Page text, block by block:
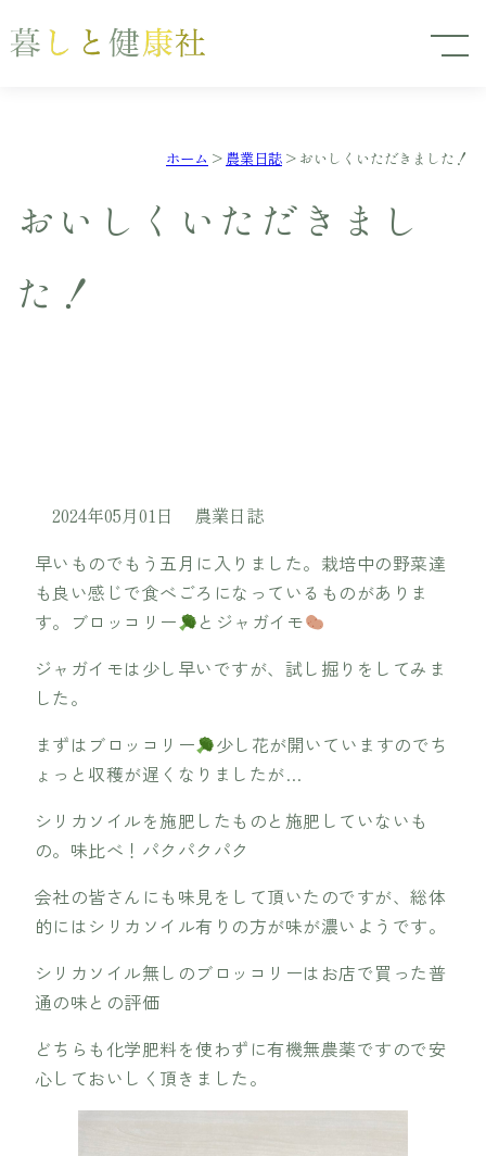
ホーム > 農業日誌 > おいしくいただきました！
おいしくいただきまし
た！
2024年05月01日
農業日誌
早いものでもう五月に入りました。栽培中の野菜達
も良い感じで食べごろになっているものがありま
す。ブロッコリー
とジャガイモ
ジャガイモは少し早いですが、試し掘りをしてみま
した。
まずはブロッコリー
少し花が開いていますのでち
ょっと収穫が遅くなりましたが…
シリカソイルを施肥したものと施肥していないも
の。味比べ！パクパクパク
会社の皆さんにも味見をして頂いたのですが、総体
的にはシリカソイル有りの方が味が濃いようです。
シリカソイル無しのブロッコリーはお店で買った普
通の味との評価
どちらも化学肥料を使わずに有機無農薬ですので安
心しておいしく頂きました。